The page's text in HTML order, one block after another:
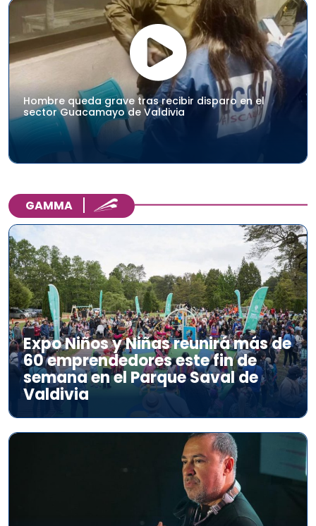
Hombre queda grave tras recibir disparo en el
sector Guacamayo de Valdivia
GAMMA
Expo Niños y Niñas reunirá más de
60 emprendedores este fin de
semana en el Parque Saval de
Valdivia